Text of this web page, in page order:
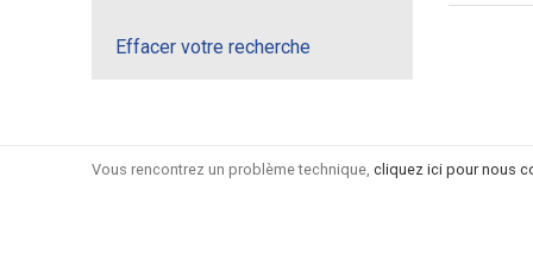
Effacer votre recherche
Vous rencontrez un problème technique, cliquez ici pour nous